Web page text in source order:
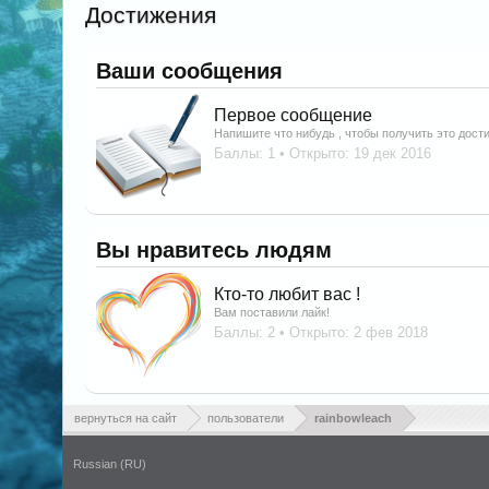
Достижения
Ваши сообщения
Первое сообщение
Напишите что нибудь , чтобы получить это
Баллы: 1 Открыто: 19 дек 2016
Вы нравитесь людям
Кто-то любит вас !
Вам поставили лайк!
Баллы: 2 Открыто: 2 фев 2018
вернуться на сайт пользователи rainbowleach
Russian (RU)